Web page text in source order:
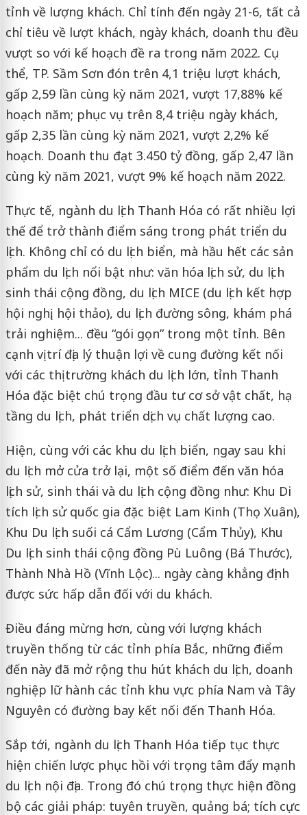
tỉnh về lượng khách. Chỉ tính đến ngày 21-6, tất cả
chỉ tiêu về lượt khách, ngày khách, doanh thu đều
vượt so với kế hoạch đề ra trong năm 2022. Cụ
thể, TP. Sầm Sơn đón trên 4,1 triệu lượt khách,
gấp 2,59 lần cùng kỳ năm 2021, vượt 17,88% kế
hoạch năm; phục vụ trên 8,4 triệu ngày khách,
gấp 2,35 lần cùng kỳ năm 2021, vượt 2,2% kế
hoạch. Doanh thu đạt 3.450 tỷ đồng, gấp 2,47 lần
cùng kỳ năm 2021, vượt 9% kế hoạch năm 2022.
Thực tế, ngành du lịch Thanh Hóa có rất nhiều lợi
thế để trở thành điểm sáng trong phát triển du
lịch. Không chỉ có du lịch biển, mà hầu hết các sản
phẩm du lịch nổi bật như: văn hóa lịch sử, du lịch
sinh thái cộng đồng, du lịch MICE (du lịch kết hợp
hội nghị, hội thảo), du lịch đường sông, khám phá
trải nghiệm... đều “gói gọn” trong một tỉnh. Bên
cạnh vị trí địa lý thuận lợi về cung đường kết nối
với các thị trường khách du lịch lớn, tỉnh Thanh
Hóa đặc biệt chú trọng đầu tư cơ sở vật chất, hạ
tầng du lịch, phát triển dịch vụ chất lượng cao.
Hiện, cùng với các khu du lịch biển, ngay sau khi
du lịch mở cửa trở lại, một số điểm đến văn hóa
lịch sử, sinh thái và du lịch cộng đồng như: Khu Di
tích lịch sử quốc gia đặc biệt Lam Kinh (Thọ Xuân),
Khu Du lịch suối cá Cẩm Lương (Cẩm Thủy), Khu
Du lịch sinh thái cộng đồng Pù Luông (Bá Thước),
Thành Nhà Hồ (Vĩnh Lộc)... ngày càng khẳng định
được sức hấp dẫn đối với du khách.
Điều đáng mừng hơn, cùng với lượng khách
truyền thống từ các tỉnh phía Bắc, những điểm
đến này đã mở rộng thu hút khách du lịch, doanh
nghiệp lữ hành các tỉnh khu vực phía Nam và Tây
Nguyên có đường bay kết nối đến Thanh Hóa.
Sắp tới, ngành du lịch Thanh Hóa tiếp tục thực
hiện chiến lược phục hồi với trọng tâm đẩy mạnh
du lịch nội địa. Trong đó chú trọng thực hiện đồng
bộ các giải pháp: tuyên truyền, quảng bá; tích cực